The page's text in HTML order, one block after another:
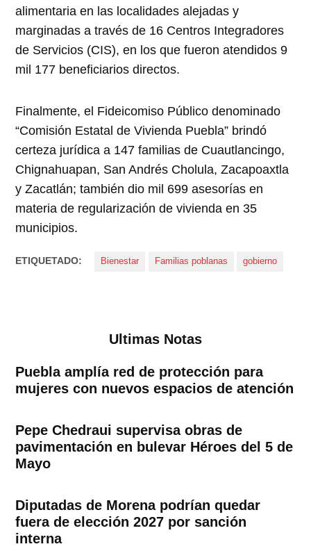
alimentaria en las localidades alejadas y
marginadas a través de 16 Centros Integradores
de Servicios (CIS), en los que fueron atendidos 9
mil 177 beneficiarios directos.
Finalmente, el Fideicomiso Público denominado
“Comisión Estatal de Vivienda Puebla” brindó
certeza jurídica a 147 familias de Cuautlancingo,
Chignahuapan, San Andrés Cholula, Zacapoaxtla
y Zacatlán; también dio mil 699 asesorías en
materia de regularización de vivienda en 35
municipios.
ETIQUETADO: Bienestar Familias poblanas gobierno
Ultimas Notas
Puebla amplía red de protección para
mujeres con nuevos espacios de atención
Pepe Chedraui supervisa obras de
pavimentación en bulevar Héroes del 5 de
Mayo
Diputadas de Morena podrían quedar
fuera de elección 2027 por sanción
interna